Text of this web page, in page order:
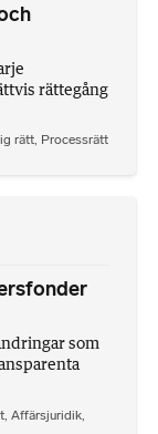
rättegång
rätt, Processrätt
som
, Affärsjuridik,